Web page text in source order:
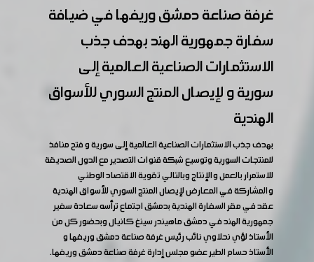
غرفة صناعة دمشق وريفها في ضيافة
سفارة جمهورية الهند بهدف جذب
الاستثمارات الصناعية العالمية إلى
سورية و لإيصال المنتج السوري للأسواق
الهندية
بهدف جذب الاستثمارات الصناعية العالمية إلى سورية و فتح منافذ
للمنتجات السورية وتوسيع شبكة قنوات التصدير مع الدول الصديقة
للاستمرار بالعمل والإنتاج وبالتالي تقوية الاقتصاد الوطني
والمشاركة في المعارض لإيصال المنتج السوري للأسواق الهندية
عقد في مقر السفارة الهندية بدمشق اجتماع ترأسه سعادة سفير
جمهورية الهند في دمشق ماهيندر سينغ كانيال وبحضور كل من
الأستاذ لؤي نحلاوي نائب رئيس غرفة صناعة دمشق وريفها و
الأستاذ حسام الطير عضو مجلس إدارة غرفة صناعة دمشق وريفها.